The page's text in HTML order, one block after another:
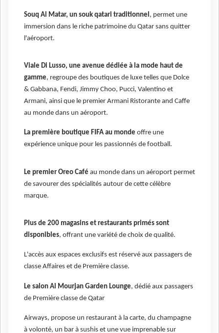
Souq Al Matar, un souk qatari traditionnel , permet une
immersion dans le riche patrimoine du Qatar sans quitter
l'aéroport.
Viale Di Lusso, une avenue dédiée à la mode haut de
gamme, regroupe des boutiques de luxe telles que Dolce
& Gabbana, Fendi, Jimmy Choo, Pucci, Valentino et
Armani, ainsi que le premier Armani Ristorante and Caffe
au monde dans un aéroport.
La première boutique FIFA au monde offre une
expérience unique pour les passionnés de football.
Le premier Oreo Café au monde dans un aéroport permet
de savourer des spécialités autour de cette célèbre
marque.
Plus de 200 magasins et restaurants primés sont
disponibles, offrant une variété de choix de qualité.
L'accès aux espaces exclusifs est réservé aux passagers de
classe Affaires et de Première classe.
Le salon Al Mourjan Garden Lounge, dédié aux passagers
de Première classe de Qatar
Airways, propose un restaurant à la carte, du champagne
à volonté, un bar à sushis et une vue imprenable sur